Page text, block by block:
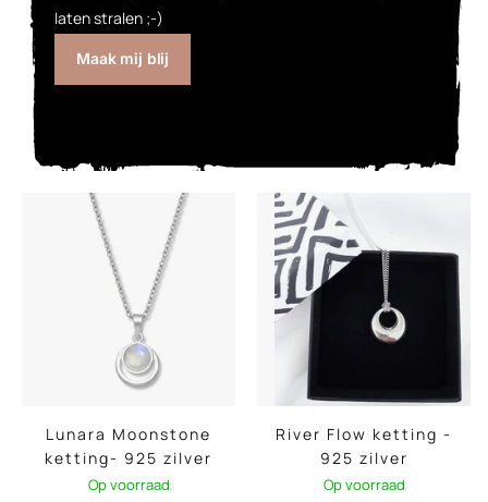
laten stralen ;-)
Maak mij blij
Lunara Moonstone
ketting- 925 zilver
Op voorraad
River Flow ketting -
925 zilver
Op voorraad